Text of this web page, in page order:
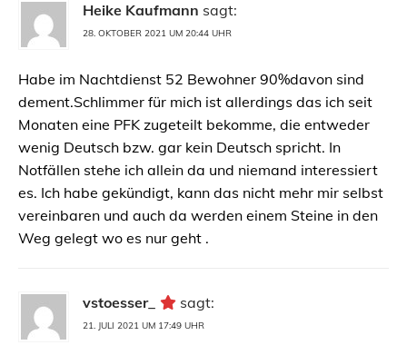
Heike Kaufmann sagt:
28. OKTOBER 2021 UM 20:44 UHR
Habe im Nachtdienst 52 Bewohner 90%davon sind
dement.Schlimmer für mich ist allerdings das ich seit
Monaten eine PFK zugeteilt bekomme, die entweder
wenig Deutsch bzw. gar kein Deutsch spricht. In
Notfällen stehe ich allein da und niemand interessiert
es. Ich habe gekündigt, kann das nicht mehr mir selbst
vereinbaren und auch da werden einem Steine in den
Weg gelegt wo es nur geht .
vstoesser_ sagt:
21. JULI 2021 UM 17:49 UHR